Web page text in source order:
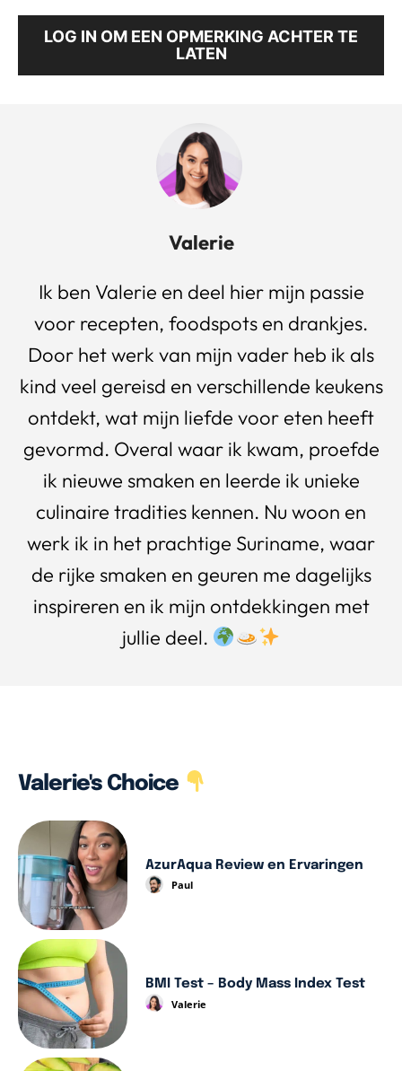
LOG IN OM EEN OPMERKING ACHTER TE
LATEN
Valerie
Ik ben Valerie en deel hier mijn passie
voor recepten, foodspots en drankjes.
Door het werk van mijn vader heb ik als
kind veel gereisd en verschillende keukens
ontdekt, wat mijn liefde voor eten heeft
gevormd. Overal waar ik kwam, proefde
ik nieuwe smaken en leerde ik unieke
culinaire tradities kennen. Nu woon en
werk ik in het prachtige Suriname, waar
de rijke smaken en geuren me dagelijks
inspireren en ik mijn ontdekkingen met
jullie deel.
Valerie's Choice
AzurAqua Review en Ervaringen
Paul
BMI Test – Body Mass Index Test
Valerie